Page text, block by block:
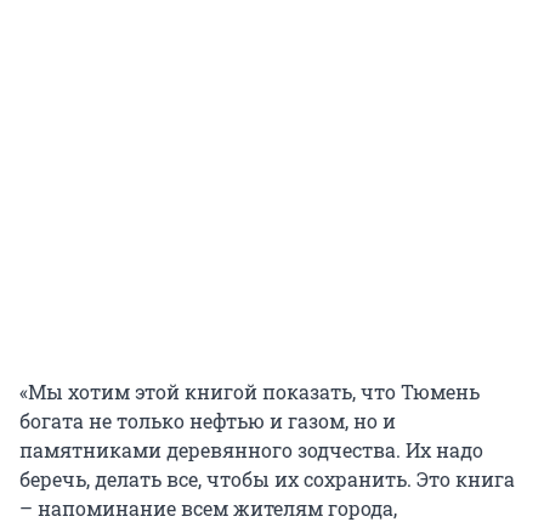
«Мы хотим этой книгой показать, что Тюмень
богата не только нефтью и газом, но и
памятниками деревянного зодчества. Их надо
беречь, делать все, чтобы их сохранить. Это книга
– напоминание всем жителям города,